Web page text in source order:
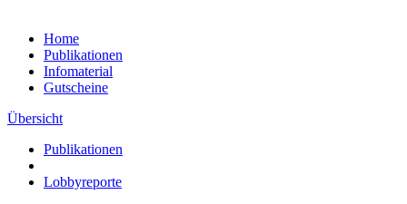
Home
Publikationen
Infomaterial
Gutscheine
Übersicht
Publikationen
Lobbyreporte